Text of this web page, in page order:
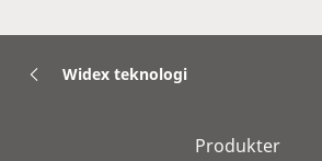
Widex teknologi
Produkter